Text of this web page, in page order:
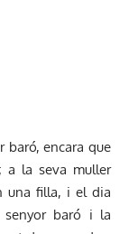
baró, encara que
a la seva muller
una filla, i el dia
baró i la